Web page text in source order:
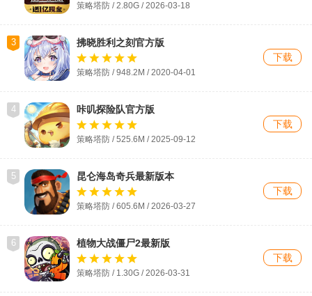
策略塔防 / 2.80G / 2026-03-18
3 拂晓胜利之刻官方版
策略塔防 / 948.2M / 2020-04-01
下载
4 咔叽探险队官方版
策略塔防 / 525.6M / 2025-09-12
下载
5 昆仑海岛奇兵最新版本
策略塔防 / 605.6M / 2026-03-27
下载
6 植物大战僵尸2最新版
策略塔防 / 1.30G / 2026-03-31
下载